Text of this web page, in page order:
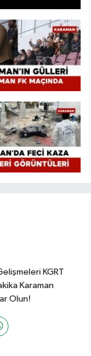
KGRT
Karaman
Olun!